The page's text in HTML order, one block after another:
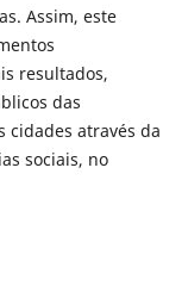
Assim, este
resultados,
das
cidades através da
sociais, no